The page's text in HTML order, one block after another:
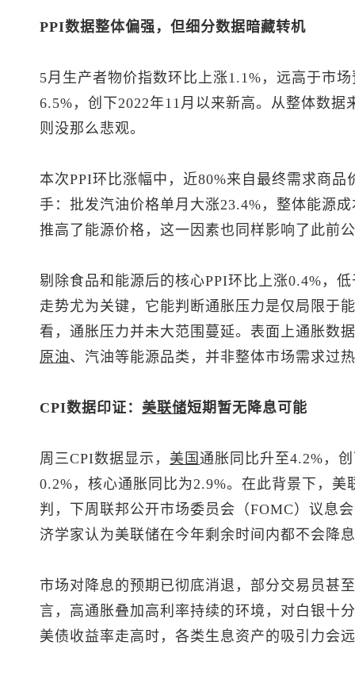
PPI数据整体偏强，但细分数据暗藏转机
5月生产者物价指数环比上涨1.1%，远高于市
6.5%，创下2022年11月以来新高。从整体数
则没那么悲观。
本次PPI环比涨幅中，近80%来自最终需求商
手：批发汽油价格单月大涨23.4%，整体能源
推高了能源价格，这一因素也同样影响了此前
剔除食品和能源后的核心PPI环比上涨0.4%，
走势尤为关键，它能判断通胀压力是仅局限于
看，通胀压力并未大范围蔓延。表面上通胀数
原油、汽油等能源品类，并非整体市场需求过
CPI数据印证： 美联储短期暂无降息可能
周三CPI数据显示， 美国 通胀同比升至4.2%，
0.2%，核心通胀同比为2.9%。在此背景下，
判，下周联邦公开市场委员会（FOMC）议息
济学家认为美联储在今年剩余时间内都不会降
市场对降息的预期已彻底消退，部分交易员甚
言，高通胀叠加高利率持续的环境，对白银十
美债收益率走高时，各类生息资产的吸引力会